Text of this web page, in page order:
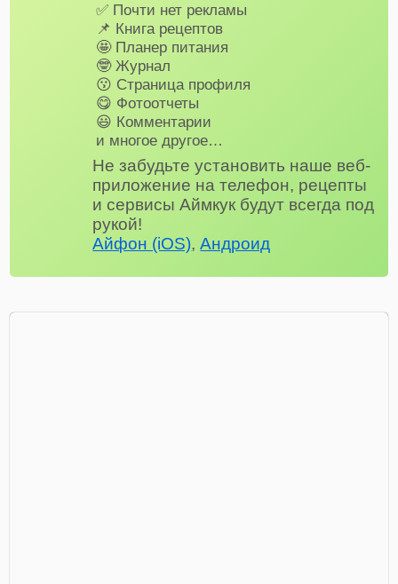
✅ Почти нет рекламы
📌 Книга рецептов
🤩 Планер питания
🤓 Журнал
😗 Страница профиля
😋 Фотоотчеты
😃 Комментарии
и многое другое…
Не забудьте установить наше веб-
приложение на телефон, рецепты
и сервисы Аймкук будут всегда под
рукой!
Айфон (iOS),Андроид